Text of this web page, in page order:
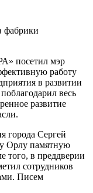
посетил мэр
работу
в развитии
весь
развитие
города Сергей
Орлу памятную
того, в преддверии
сотрудников
Писем